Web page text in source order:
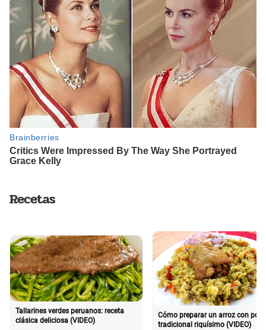
Recetas
Tallarines verdes peruanos: receta
clásica deliciosa (VIDEO)
Cómo preparar un arroz con pollo
tradicional riquísimo (VIDEO)